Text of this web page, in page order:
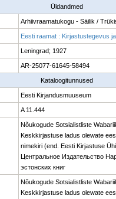
Üldandmed
Arhiivraamatukogu - Säilik /
Eesti raamat : Kirjastustegevus
Leningrad; 1927
AR-25077-61645-58494
Kataloogitunnused
Eesti Kirjandusmuuseum
A 11.444
Nõukogude Sotsialistliste
Keskkirjastuse ladus olewate
nimekiri (end. Eesti Kirjastuse
Центральное Издательство
эстонских книг
Nõukogude Sotsialistliste
Keskkirjastuse ladus olewate